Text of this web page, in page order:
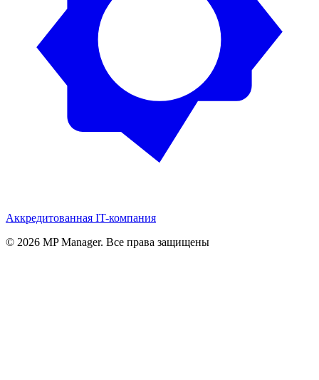
Аккредитованная IT-компания
© 2026 MP Manager. Все права защищены